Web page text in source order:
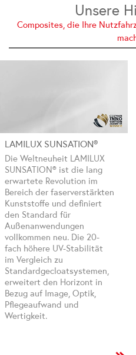
Unsere
Composites, die Ihre
LAMILUX SUNSATION®
Die Weltneuheit LAMILUX
SUNSATION® ist die lang
erwartete Revolution im
Bereich der faserverstärkten
Kunststoffe und definiert
den Standard für
Außenanwendungen
vollkommen neu. Die 20-
fach höhere UV-Stabilität
im Vergleich zu
Standardgecloatsystemen,
erweitert den Horizont in
Bezug auf Image, Optik,
Pflegeaufwand und
Wertigkeit.